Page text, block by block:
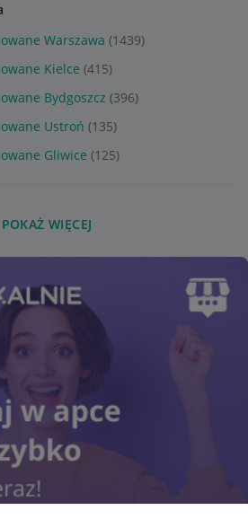
Warszawa (1439)
Kielce (415)
Bydgoszcz (396)
Ustroń (135)
Gliwice (125)
POKAŻ WIĘCEJ